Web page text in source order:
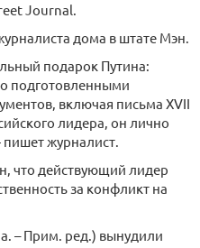
Journal.
дома в штате Мэн.
подарок Путина:
подготовленными
включая письма XVII
лидера, он лично
журналист.
что действующий лидер
за конфликт на
– Прим. ред.) вынудили